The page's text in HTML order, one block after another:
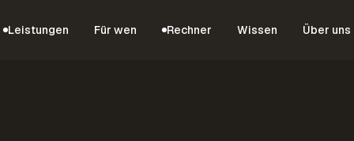
Leistungen Für wen Rechner Wissen Über uns